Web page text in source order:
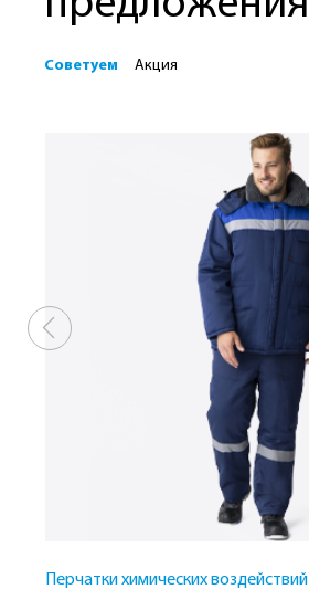
Советуем Акция
Перчатки химических воздействий